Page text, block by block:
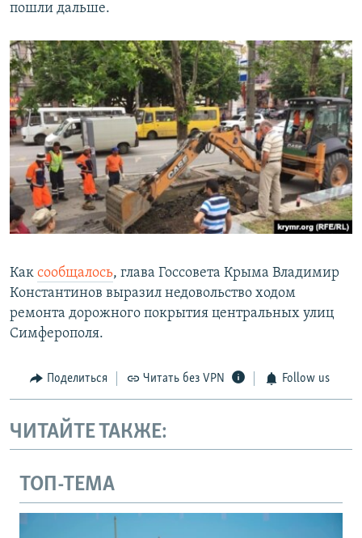
пошли дальше.
Как сообщалось, глава Госсовета Крыма Владимир
Константинов выразил недовольство ходом
ремонта дорожного покрытия центральных улиц
Симферополя.
Поделиться Читать без VPN Follow us
ЧИТАЙТЕ ТАКЖЕ:
ТОП-ТЕМА